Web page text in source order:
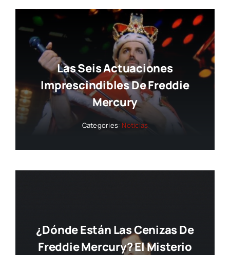
Las Seis Actuaciones
Imprescindibles De Freddie
Mercury
Categories: Noticias
¿Dónde Están Las Cenizas De
Freddie Mercury? El Misterio